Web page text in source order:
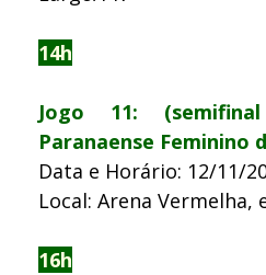
14h
Jogo 11:
Paranaense Feminino
Data e Horário: 12/11/
Local: Arena Vermelha,
16h